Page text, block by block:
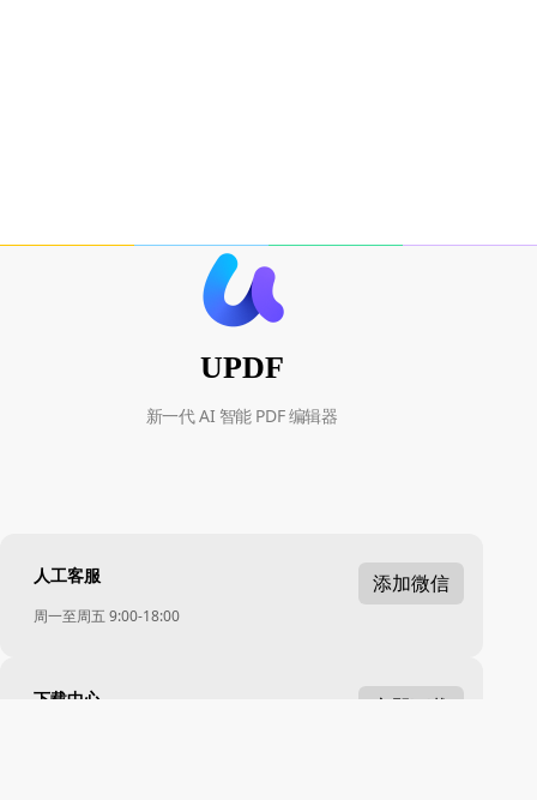
UPDF
新一代 AI 智能 PDF 编辑器
人工客服
周一至周五 9:00-18:00
添加微信